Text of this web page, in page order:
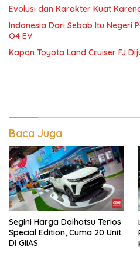
Evolusi dan Karakter Kuat
Indonesia Dari Sebab Itu Negeri
O4 EV
Kapan Toyota Land Cruiser FJ
Baca Juga
Segini Harga Daihatsu Terios
Special Edition, Cuma 20 Unit
Di GIIAS